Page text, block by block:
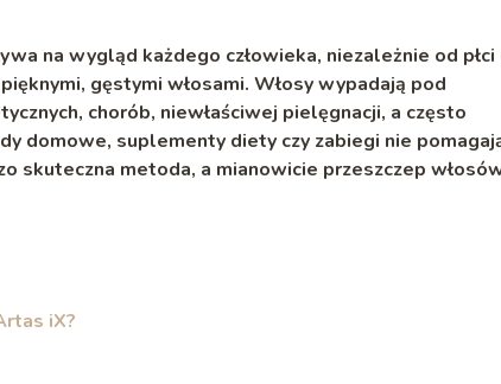
na wygląd każdego człowieka, niezależnie od płci
gęstymi włosami. Włosy wypadają pod
chorób, niewłaściwej pielęgnacji, a często
domowe, suplementy diety czy zabiegi nie
skuteczna metoda, a mianowicie przeszczep
iX?